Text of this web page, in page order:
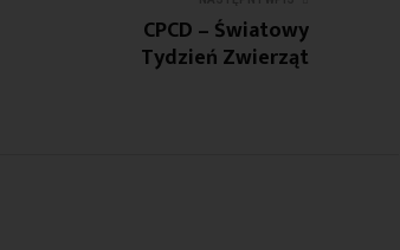
CPCD – Światowy
Tydzień Zwierząt